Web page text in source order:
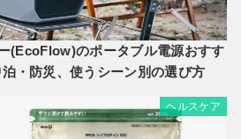
(EcoFlow)のポータブル電源おすす
・防災、使うシーン別の選び方
ヘルスケア